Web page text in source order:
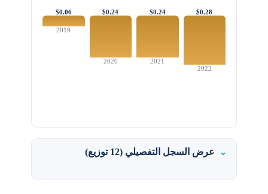
$0.28
2022
$0.24
2021
$0.24
2020
$0.06
2019
عرض السجل التفصيلي (12 توزيع)